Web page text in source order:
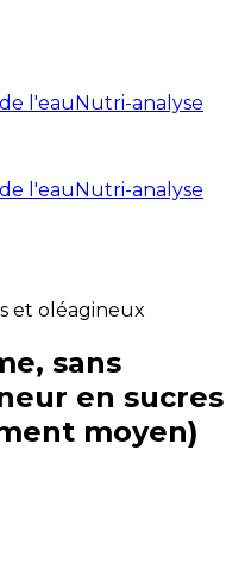
l'eauNutri-analyse
l'eauNutri-analyse
et oléagineux
sans
en sucres
moyen)